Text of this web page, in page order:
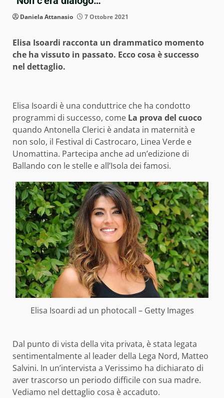
Daniela Attanasio 7 Ottobre 2021
Elisa Isoardi racconta un drammatico momento
che ha vissuto in passato. Ecco cosa è successo
nel dettaglio.
Elisa Isoardi è una conduttrice che ha condotto
programmi di successo, come La prova del cuoco
quando Antonella Clerici è andata in maternità e
non solo, il Festival di Castrocaro, Linea Verde e
Unomattina. Partecipa anche ad un’edizione di
Ballando con le stelle e all’Isola dei famosi.
Elisa Isoardi ad un photocall – Getty Images
Dal punto di vista della vita privata, è stata legata
sentimentalmente al leader della Lega Nord, Matteo
Salvini. In un’intervista a Verissimo ha dichiarato di
aver trascorso un periodo difficile con sua madre.
Vediamo nel dettaglio cosa è accaduto.